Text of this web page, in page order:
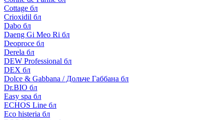
Cottage бл
Crioxidil бл
Dabo бл
Daeng Gi Meo Ri бл
Deoproce бл
Derela бл
DEW Professional бл
DEX бл
Dolce & Gabbana / Дольче Габбана бл
Dr.BIO бл
Easy spa бл
ECHOS Line бл
Eco histeria бл